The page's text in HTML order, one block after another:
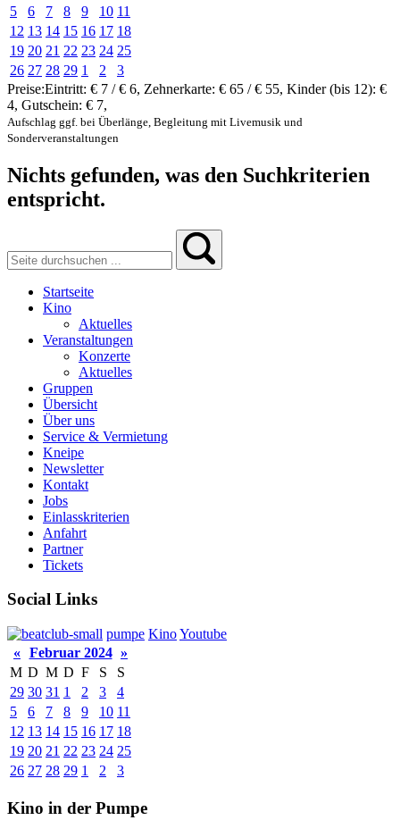
5
6 7 8 9 10 11
12 13 14 15 16 17 18
19 20 21 22 23 24 25
26 27 28 29 1 2
3
Preise:Eintritt: € 7 / € 6, Zehnerkarte: € 65 / € 55, Kinder (bis 12): €
4, Gutschein: € 7,
Aufschlag ggf. bei Überlänge, Begleitung mit Livemusik und
Sonderveranstaltungen
Nichts gefunden, was den Suchkriterien
entspricht.
Startseite
Kino
Aktuelles
Veranstaltungen
Konzerte
Aktuelles
Gruppen
Übersicht
Über uns
Service & Vermietung
Kneipe
Newsletter
Kontakt
Jobs
Einlasskriterien
Anfahrt
Partner
Tickets
Social Links
pumpe KinoYoutube
« Februar 2024 »
M D M D F S
S
29 30 31 1 2 3
4
5
6 7 8 9 10 11
12 13 14 15 16 17 18
19 20 21 22 23 24 25
26 27 28 29 1 2 3
Kino in der Pumpe